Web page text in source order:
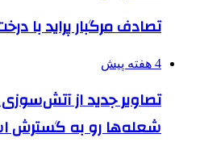
تصادف مرگبار پراید با
4 هفته پیش
تصاویر جدید از آتش‌سوزی
شعله‌ها رو به گسترش